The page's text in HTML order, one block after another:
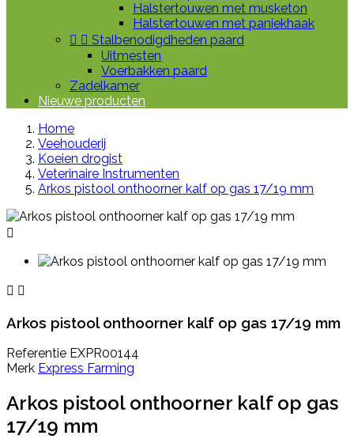
Halstertouwen met musketon
Halstertouwen met paniekhaak
  Stalbenodigdheden paard
Uitmesten
Voerbakken paard
Zadelkamer
Nieuwe producten
Home
Veehouderij
Koeien drogist
Veterinaire Instrumenten
Arkos pistool onthoorner kalf op gas 17/19 mm

 
Arkos pistool onthoorner kalf op gas 17/19 mm
Referentie EXPR00144
Merk Express Farming
Arkos pistool onthoorner kalf op gas
17/19 mm